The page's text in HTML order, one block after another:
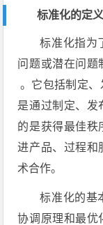
标准化的定义
标准化指为
问题或潜在问题
。它包括制定
是通过制定、发
的是获得最佳秩
进产品、过程和
术合作。
标准化的基
协调原理和最优